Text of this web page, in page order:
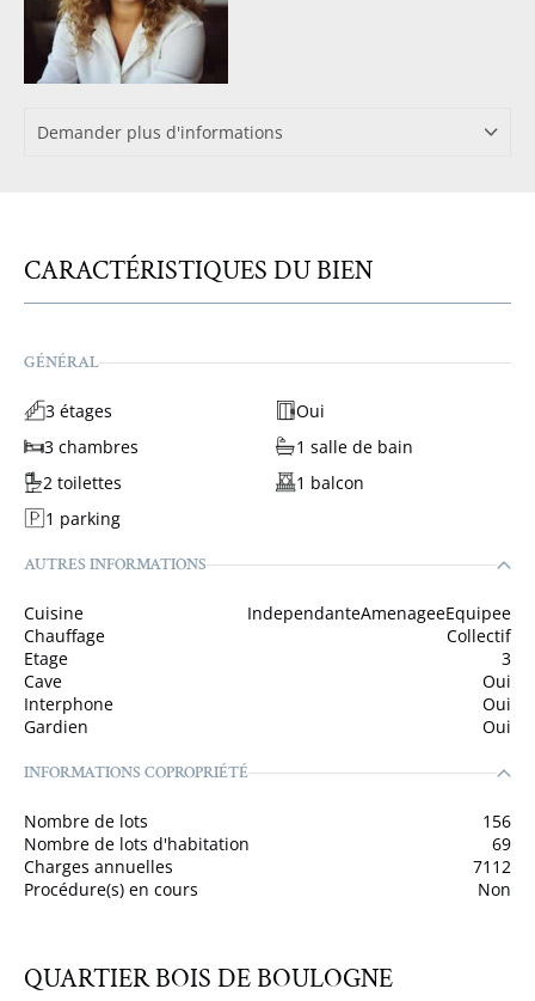
Demander plus d'informations
CARACTÉRISTIQUES DU BIEN
GÉNÉRAL
3 étages
Oui
3 chambres
1 salle de bain
2 toilettes
1 balcon
1 parking
AUTRES INFORMATIONS
Cuisine
IndependanteAmenageeEquipee
Chauffage
Collectif
Etage
3
Cave
Oui
Interphone
Oui
Gardien
Oui
INFORMATIONS COPROPRIÉTÉ
Nombre de lots
156
Nombre de lots d'habitation
69
Charges annuelles
7112
Procédure(s) en cours
Non
QUARTIER BOIS DE BOULOGNE